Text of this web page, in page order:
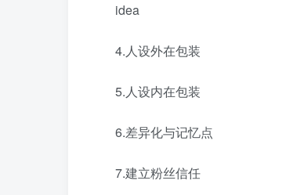
idea
4.人设外在包装
5.人设内在包装
6.差异化与记忆点
7.建立粉丝信任